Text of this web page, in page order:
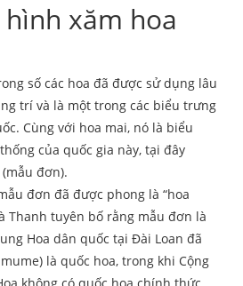
hình xăm hoa
số các hoa đã được sử dụng lâu
trí và là một trong các biểu trưng
Cùng với hoa mai, nó là biểu
của quốc gia này, tại đây
đơn).
đơn đã được phong là “hoa
Thanh tuyên bố rằng mẫu đơn là
Hoa dân quốc tại Đài Loan đã
) là quốc hoa, trong khi Cộng